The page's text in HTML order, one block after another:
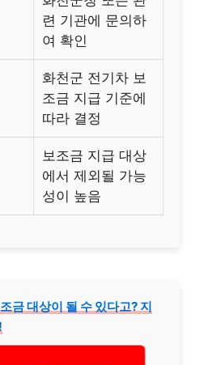
련 기관에 문의하
여 확인
화천군 전기차 보
조금 지급 기준에
따라 결정
보조금 지급 대상
에서 제외될 가능
성이 높음
금 대상이 될 수 있다고? 지